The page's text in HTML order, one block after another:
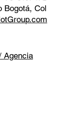
Bogotá, Col
Agencia